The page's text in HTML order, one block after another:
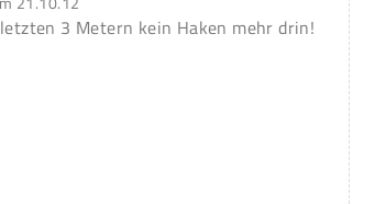
3 Metern kein Haken mehr drin!